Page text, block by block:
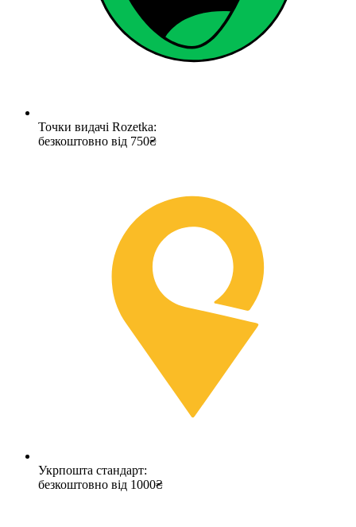
Точки видачі Rozetka:
безкоштовно від 750₴
Укрпошта стандарт:
безкоштовно від 1000₴